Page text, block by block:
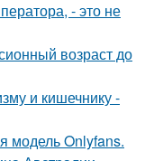
- это не
возраст до
и кишечнику -
модель Onlyfans.